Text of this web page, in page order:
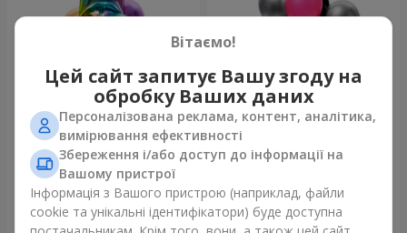
Фонтан куль "Arcobaleno"
Замовити
Фонтан куль "Aloha"
Замовити
Вітаємо!
Цей сайт запитує Вашу згоду на
обробку Ваших даних
Персоналізована реклама, контент, аналітика,
вимірювання ефективності
Збереження і/або доступ до інформації на
Вашому пристрої
Інформація з Вашого пристрою (наприклад, файли
cookie та унікальні ідентифікатори) буде доступна